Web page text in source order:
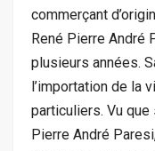
commerçant
René Pierre André
plusieurs années.
l’importation de la
particuliers. Vu
Pierre André